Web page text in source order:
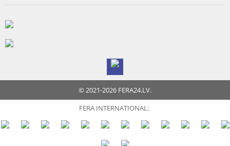
© 2021-2026 FERA24.LV.
FERA INTERNATIONAL: